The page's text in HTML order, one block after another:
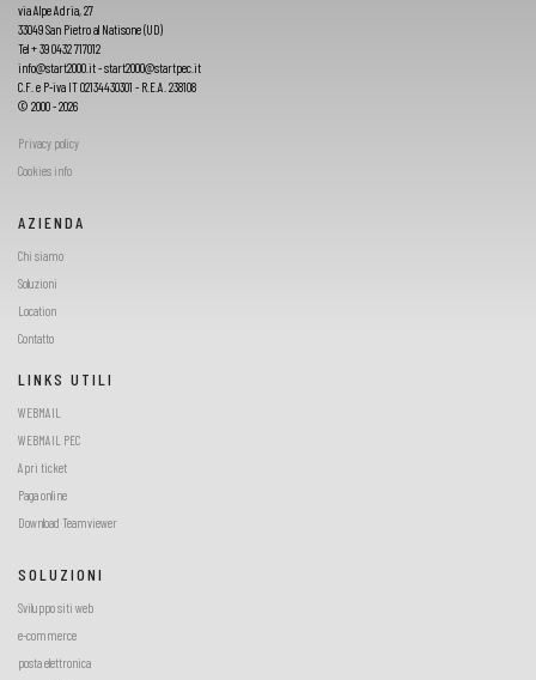
via Alpe Adria, 27
33049 San Pietro al Natisone (UD)
Tel + 39 0432 717012
info@start2000.it - start2000@startpec.it
C.F. e P-iva IT 02134430301 - R.E.A. 238108
© 2000 - 2026
Privacy policy
Cookies info
AZIENDA
Chi siamo
Soluzioni
Location
Contatto
LINKS UTILI
WEBMAIL
WEBMAIL PEC
Apri ticket
Paga online
Download Teamviewer
SOLUZIONI
Sviluppo siti web
e-commerce
posta elettronica